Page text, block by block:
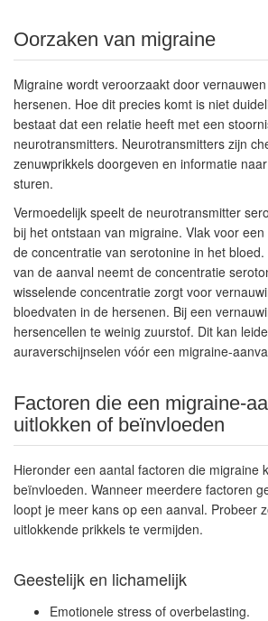
Oorzaken van migraine
Migraine wordt veroorzaakt door
hersenen. Hoe dit precies komt is niet
bestaat dat een relatie heeft met een
neurotransmitters. Neurotransmitters zijn
zenuwprikkels doorgeven en informatie
sturen.
Vermoedelijk speelt de neurotransmitter
bij het ontstaan van migraine. Vlak voor
de concentratie van serotonine in het
van de aanval neemt de concentratie
wisselende concentratie zorgt voor
bloedvaten in de hersenen. Bij een
hersencellen te weinig zuurstof. Dit kan
auraverschijnselen vóór een migraine-
Factoren die een migraine-
uitlokken of beïnvloeden
Hieronder een aantal factoren die migraine
beïnvloeden. Wanneer meerdere factoren
loopt je meer kans op een aanval. Probeer
uitlokkende prikkels te vermijden.
Geestelijk en lichamelijk
Emotionele stress of overbelasting.